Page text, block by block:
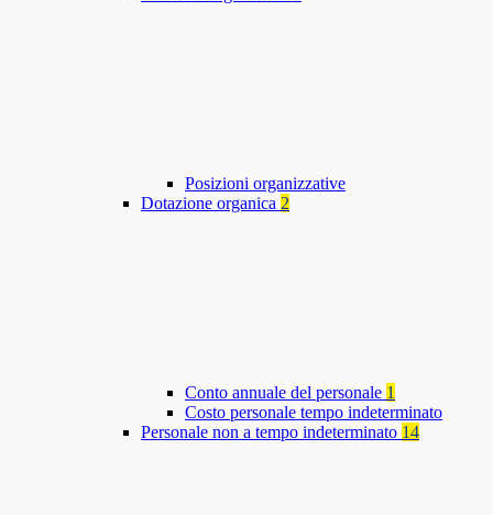
Posizioni organizzative
Dotazione organica 2
Conto annuale del personale 1
Costo personale tempo indeterminato
Personale non a tempo indeterminato 14